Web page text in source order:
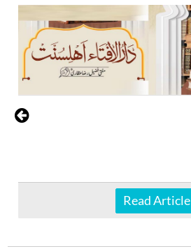
Read Article